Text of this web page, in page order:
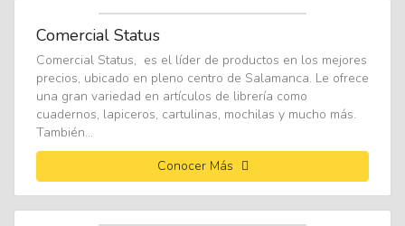
Comercial Status
Comercial Status, es el líder de productos en los mejores
precios, ubicado en pleno centro de Salamanca. Le ofrece
una gran variedad en artículos de librería como
cuadernos, lapiceros, cartulinas, mochilas y mucho más.
También...
Conocer Más